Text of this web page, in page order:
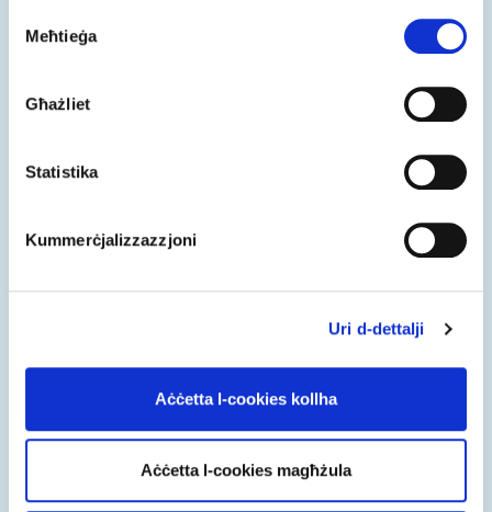
Selection
Meħtieġa
Għażliet
Statistika
Kummerċjalizzazzjoni
Uri d-dettalji
Aċċetta l-cookies kollha
Aċċetta l-cookies magħżula
procedures at Europol's Advisory
EURid presented procedures for data exchange and